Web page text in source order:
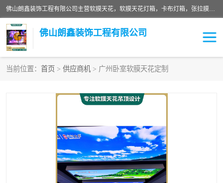
佛山朗鑫装饰工程有限公司主营软膜天花，软膜天花灯箱，卡布灯箱，张拉膜等产品，价格实惠，支持定制；公司专业装饰铺面，家居，会展特装，软膜等工程，技能精良人员，安装快、价格合理，质量保证、热诚与各方有识人士合作，欢迎新老客户来电咨询。
佛山朗鑫装饰工程有限公司
当前位置： 首页 > 供应商机 > 广州卧室软膜天花定制